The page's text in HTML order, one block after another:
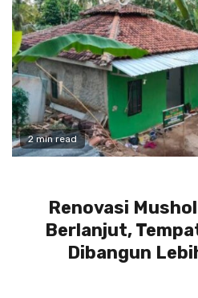
2 min read
Renovasi
Berlanjut,
Dibangun